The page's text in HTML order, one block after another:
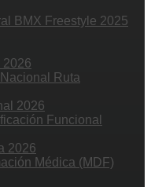
BMX Freestyle 2025
2026
Ruta
2026
Funcional
2026
Médica (MDF)